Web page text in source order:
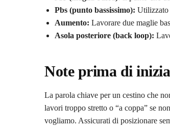
Pbs (punto bassissimo): Utilizzato
Aumento: Lavorare due maglie
Asola posteriore (back loop):
Note prima di
La parola chiave per un cestino che
lavori troppo stretto o “a coppa” se
vogliamo. Assicurati di posizionare